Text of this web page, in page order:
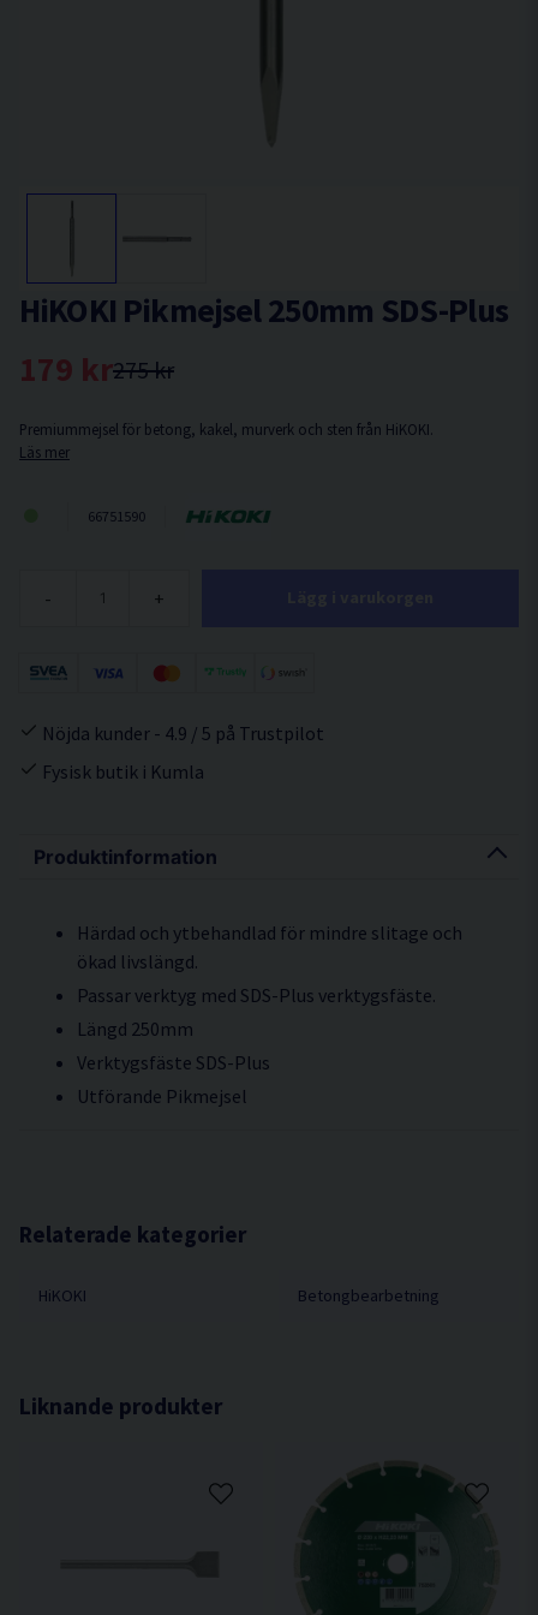
Produktinformation
Härdad och ytbehandlad för mindre slitage och
ökad livslängd.
Passar verktyg med SDS-Plus verktygsfäste.
Längd 250mm
Verktygsfäste SDS-Plus
Utförande Pikmejsel
Relaterade kategorier
HiKOKI Betongbearbetning
HiKOKI Pikmejsel 250mm SDS-Plus
275 kr
179 kr
Premiummejsel för betong, kakel, murverk och sten från HiKOKI.
Läs mer
66751590
- +
Nöjda kunder - 4.9 / 5 på Trustpilot
Fysisk butik i Kumla
Liknande produkter